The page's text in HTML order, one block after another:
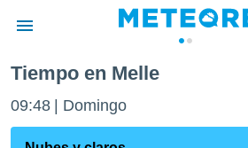
de
ha sido
Tiempo en Melle
09:48 Domingo